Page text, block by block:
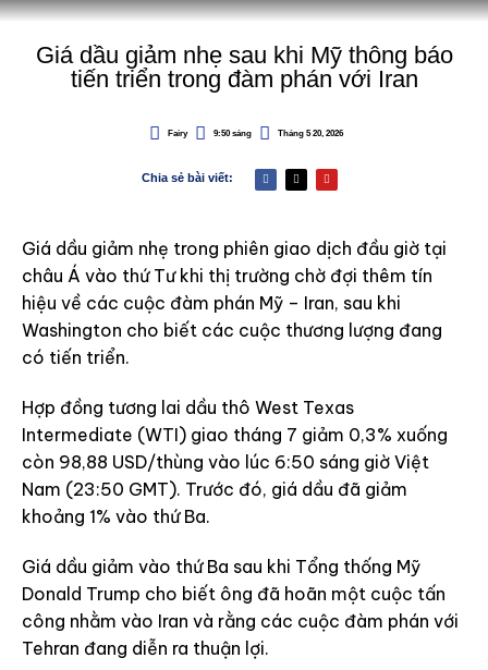
Giá dầu giảm nhẹ sau khi Mỹ thông báo
tiến triển trong đàm phán với Iran
Fairy 9:50 sáng Tháng 5 20, 2026
Chia sẻ bài viết:
Giá dầu giảm nhẹ trong phiên giao dịch đầu giờ tại
châu Á vào thứ Tư khi thị trường chờ đợi thêm tín
hiệu về các cuộc đàm phán Mỹ – Iran, sau khi
Washington cho biết các cuộc thương lượng đang
có tiến triển.
Hợp đồng tương lai dầu thô West Texas
Intermediate (WTI) giao tháng 7 giảm 0,3% xuống
còn 98,88 USD/thùng vào lúc 6:50 sáng giờ Việt
Nam (23:50 GMT). Trước đó, giá dầu đã giảm
khoảng 1% vào thứ Ba.
Giá dầu giảm vào thứ Ba sau khi Tổng thống Mỹ
Donald Trump cho biết ông đã hoãn một cuộc tấn
công nhằm vào Iran và rằng các cuộc đàm phán với
Tehran đang diễn ra thuận lợi.